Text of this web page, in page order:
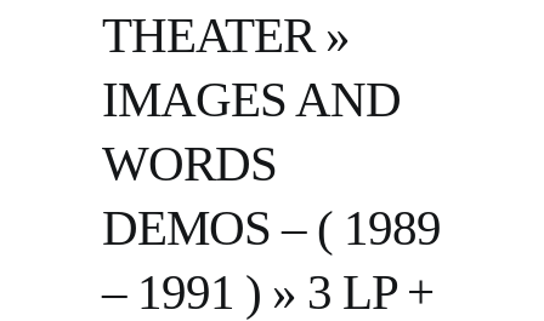
THEATER »
IMAGES AND
WORDS
DEMOS – ( 1989
– 1991 ) » 3 LP +